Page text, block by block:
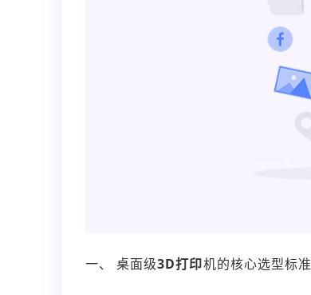
一、 桌面级3D打印机的核心选型标准